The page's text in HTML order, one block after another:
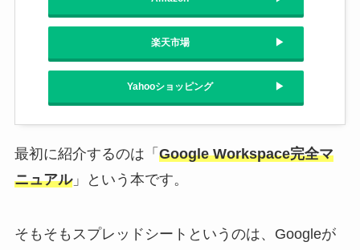
楽天市場
Yahooショッピング
最初に紹介するのは「 Google Workspace完全マ
ニュアル」という本です。
そもそもスプレッドシートというのは、Googleが